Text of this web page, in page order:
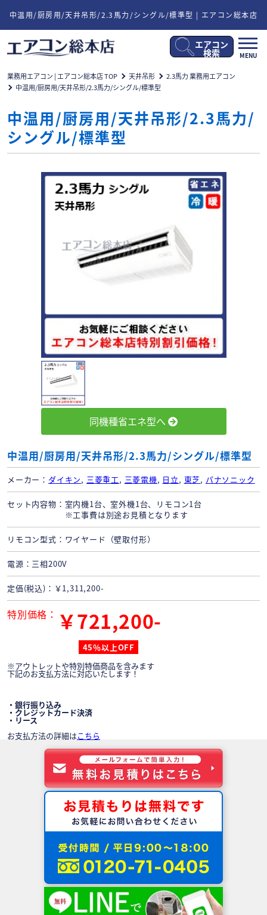
中温用/厨房用/天井吊形/2.3馬力/シングル/標準型 | エアコン総本店
メ
ニ
MENU
エアコン
検索
業務用エアコン | エアコン総本店 TOP 天井吊形
2.3馬力 業務用エアコン
中温用/厨房用/天井吊形/2.3馬力/シングル/標準型
中温用/厨房用/天井吊形/2.3馬力/
シングル/標準型
中温用/厨房用/天井吊形/2.3馬力/シングル/標準型
メーカー ダイキン, 三菱重工, 三菱電機, 日立, 東芝, パナソニック
セット内容物
室内機1台、室外機1台、リモコン1台
※工事費は別途お見積となります
リモコン型式 ワイヤード（壁取付形）
電源 三相200V
定価(税込) ￥1,311,200-
特別価格 ￥721,200-
45％以上OFF
※アウトレットや特別特価商品を含みます
下記のお支払方法に対応いたします！
・銀行振り込み
・クレジットカード決済
・リース
お支払方法の詳細はこちら
同機種省エネ型へ